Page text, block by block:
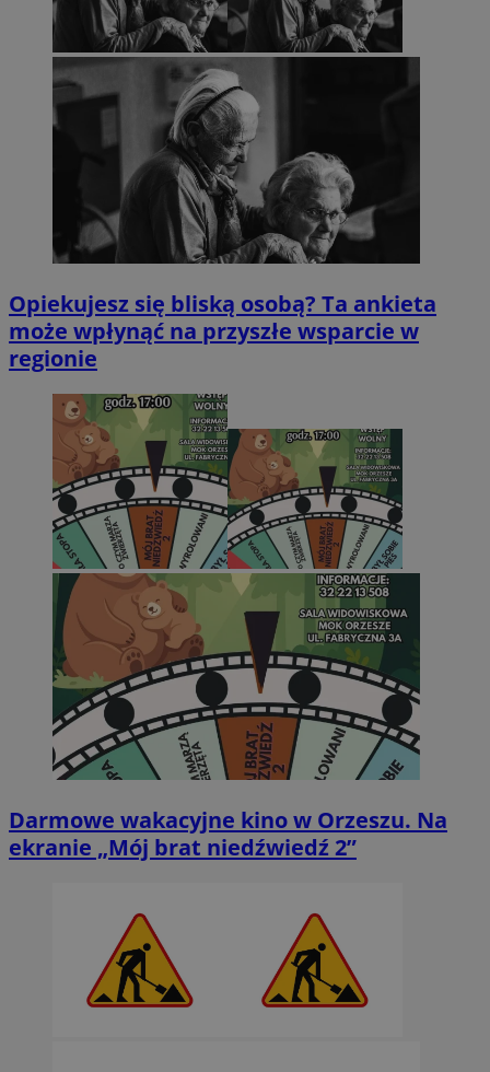
Opiekujesz się bliską osobą? Ta ankieta
może wpłynąć na przyszłe wsparcie w
regionie
Darmowe wakacyjne kino w Orzeszu. Na
ekranie „Mój brat niedźwiedź 2”